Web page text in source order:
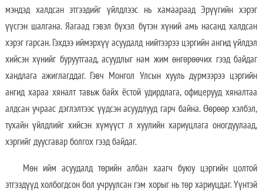
мэндэд халдсан этгээдийг үйлдлээс нь хамаараад Эрүүгийн хэрэг
үүсгэн шалгана. Яагаад гэвэл бүхэл бүтэн хүний амь насанд халдсан
хэрэг гарсан. Гэхдээ иймэрхүү асуудалд нийтээрээ цэргийн ангид үйлдэл
хийсэн хүнийг буруутгаад, асуудлыг нам жим өнгөрөөчих гээд байдаг
хандлага ажиглагддаг. Гэвч Монгол Улсын хууль дүрмээрээ цэргийн
ангид хараа хяналт тавьж байх ёстой удирдлага, офицерууд хяналтаа
алдсан учраас дэглэлтээс үүдсэн асуудлууд гарч байна. Өөрөөр хэлбэл,
тухайн үйлдлийг хийсэн хүмүүст л хуулийн хариуцлага оногдуулаад,
хэргийг дуусгавар болгох гээд байдаг.
Мөн ийм асуудалд төрийн албан хаагч буюу цэргийн цолтой
этгээдүүд холбогдсон бол учруулсан гэм хорыг нь төр хариуцдаг. Үүнтэй